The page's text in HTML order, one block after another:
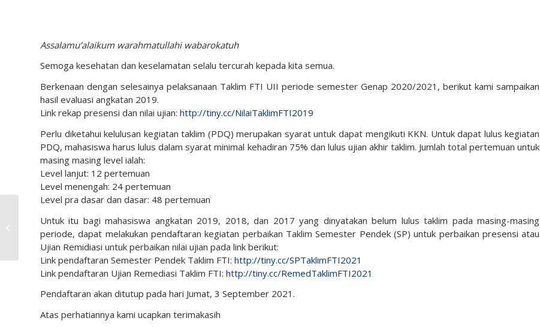
Assalamu’alaikum warahmatullahi wabarokatuh
Semoga kesehatan dan keselamatan selalu tercurah kepada kita semua.
Berkenaan dengan selesainya pelaksanaan Taklim FTI UII periode semester Genap 2020/2021, berikut kami sampaikan
hasil evaluasi angkatan 2019.
Link rekap presensi dan nilai ujian: http://tiny.cc/NilaiTaklimFTI2019
Perlu diketahui kelulusan kegiatan taklim (PDQ) merupakan syarat untuk dapat mengikuti KKN. Untuk dapat lulus kegiatan
PDQ, mahasiswa harus lulus dalam syarat minimal kehadiran 75% dan lulus ujian akhir taklim. Jumlah total pertemuan untuk
masing masing level ialah:
Level lanjut: 12 pertemuan
Level menengah: 24 pertemuan
Level pra dasar dan dasar: 48 pertemuan
Untuk itu bagi mahasiswa angkatan 2019, 2018, dan 2017 yang dinyatakan belum lulus taklim pada masing-masing
periode, dapat melakukan pendaftaran kegiatan perbaikan Taklim Semester Pendek (SP) untuk perbaikan presensi atau
Ujian Remidiasi untuk perbaikan nilai ujian pada link berikut:
Link pendaftaran Semester Pendek Taklim FTI: http://tiny.cc/SPTaklimFTI2021
Link pendaftaran Ujian Remediasi Taklim FTI: http://tiny.cc/RemedTaklimFTI2021
Pendaftaran akan ditutup pada hari Jumat, 3 September 2021.
Atas perhatiannya kami ucapkan terimakasih
Indocement Tunggal
Prakarsa Tbk.